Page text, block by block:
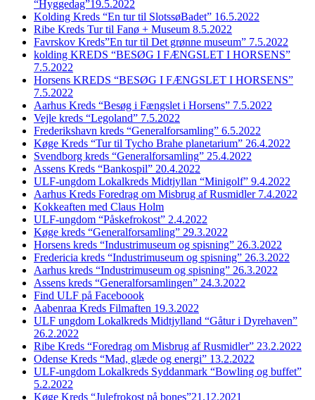
“Hyggedag”19.5.2022
Kolding Kreds “En tur til SlotssøBadet” 16.5.2022
Ribe Kreds Tur til Fanø + Museum 8.5.2022
Favrskov Kreds”En tur til Det grønne museum” 7.5.2022
kolding KREDS “BESØG I FÆNGSLET I HORSENS”
7.5.2022
Horsens KREDS “BESØG I FÆNGSLET I HORSENS”
7.5.2022
Aarhus Kreds “Besøg i Fængslet i Horsens” 7.5.2022
Vejle kreds “Legoland” 7.5.2022
Frederikshavn kreds “Generalforsamling” 6.5.2022
Køge Kreds “Tur til Tycho Brahe planetarium” 26.4.2022
Svendborg kreds “Generalforsamling” 25.4.2022
Assens Kreds “Bankospil” 20.4.2022
ULF-ungdom Lokalkreds Midtjyllan “Minigolf” 9.4.2022
Aarhus Kreds Foredrag om Misbrug af Rusmidler 7.4.2022
Kokkeaften med Claus Holm
ULF-ungdom “Påskefrokost” 2.4.2022
Køge kreds “Generalforsamling” 29.3.2022
Horsens kreds “Industrimuseum og spisning” 26.3.2022
Fredericia kreds “Industrimuseum og spisning” 26.3.2022
Aarhus kreds “Industrimuseum og spisning” 26.3.2022
Assens kreds “Generalforsamlingen” 24.3.2022
Find ULF på Faceboook
Aabenraa Kreds Filmaften 19.3.2022
ULF ungdom Lokalkreds Midtjylland “Gåtur i Dyrehaven”
26.2.2022
Ribe Kreds “Foredrag om Misbrug af Rusmidler” 23.2.2022
Odense Kreds “Mad, glæde og energi” 13.2.2022
ULF-ungdom Lokalkreds Syddanmark “Bowling og buffet”
5.2.2022
Køge Kreds “Julefrokost på bones”21.12.2021